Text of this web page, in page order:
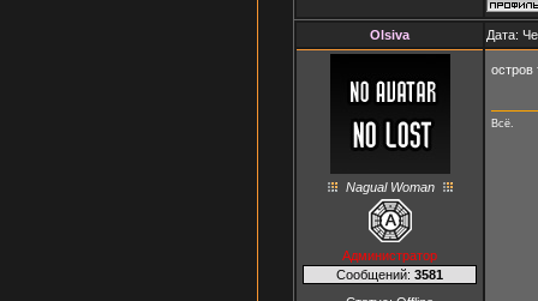
Olsiva Дата:
Nagual Woman
Администратор
Сообщений: 3581
Всё.